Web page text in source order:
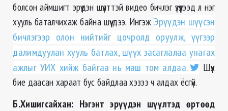
болсон аймшигт эрүүдэн шүүлттэй видео бичлэг үзүүлээд л нэг
хууль баталчихаж байна шүү дээ. Ингэж Эрүүдэн шүүсэн
бичлэгээр олон нийтийг цочролд оруулж, үүгээр
далимдуулан хууль батлах, шүүх засаглалаа унагах
ажлыг УИХ хийж байгаа нь маш том алдаа.
Шүүх
бие даасан хараат бус байдлаа хэзээ ч алдах ёсгүй.
Б.Хишигсайхан: Нэгэнт эрүүдэн шүүлтэд өртөөд